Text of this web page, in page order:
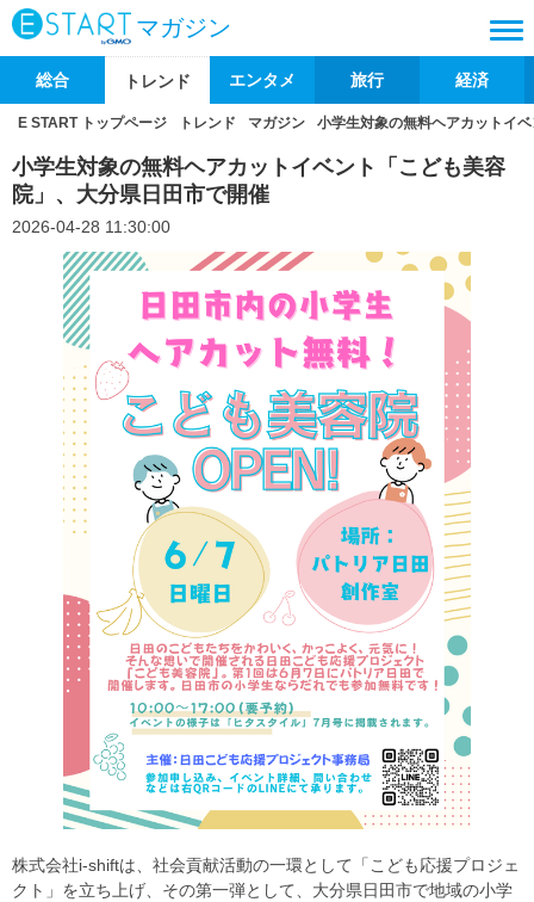
マガジン
総合 トレンド エンタメ 旅行 経済
E START トップページ トレンド マガジン 小学生対象の無料ヘアカットイ
小学生対象の無料ヘアカットイベント「こども美容
院」、大分県日田市で開催
2026-04-28 11:30:00
株式会社i-shiftは、社会貢献活動の一環として「こども応援プロジェ
クト」を立ち上げ、その第一弾として、大分県日田市で地域の小学